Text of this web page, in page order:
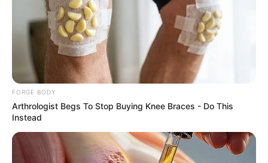
6 Best '90s Action Movies To Watch Today
BRAINBERRIES
FORGE BODY
Arthrologist Begs To Stop Buying Knee Braces - Do This
Instead